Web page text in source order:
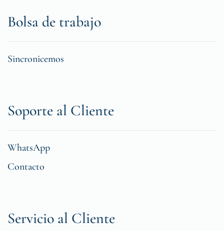
Bolsa de trabajo
Sincronicemos
Soporte al Cliente
WhatsApp
Contacto
Servicio al Cliente